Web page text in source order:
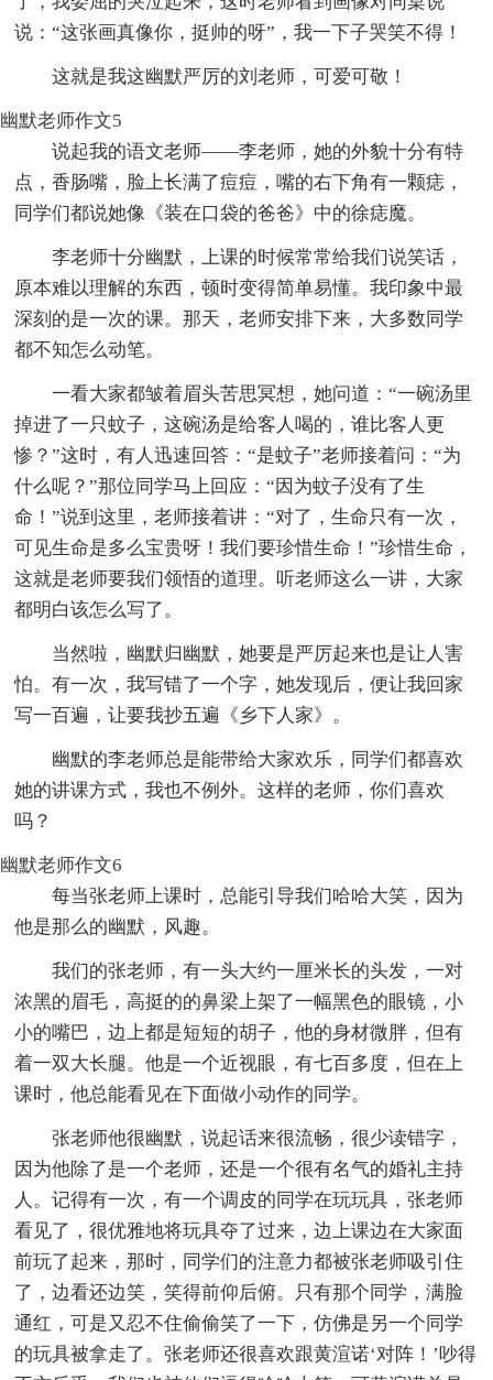
说：“这张画真像你，挺帅的呀”，我一下子哭笑不得！
这就是我这幽默严厉的刘老师，可爱可敬！
幽默老师作文5
说起我的语文老师——李老师，她的外貌十分有特
点，香肠嘴，脸上长满了痘痘，嘴的右下角有一颗痣，
同学们都说她像《装在口袋的爸爸》中的徐痣魔。
李老师十分幽默，上课的时候常常给我们说笑话，
原本难以理解的东西，顿时变得简单易懂。我印象中最
深刻的是一次的课。那天，老师安排下来，大多数同学
都不知怎么动笔。
一看大家都皱着眉头苦思冥想，她问道：“一碗汤里
掉进了一只蚊子，这碗汤是给客人喝的，谁比客人更
惨？”这时，有人迅速回答：“是蚊子”老师接着问：“为
什么呢？”那位同学马上回应：“因为蚊子没有了生
命！”说到这里，老师接着讲：“对了，生命只有一次，
可见生命是多么宝贵呀！我们要珍惜生命！”珍惜生命，
这就是老师要我们领悟的道理。听老师这么一讲，大家
都明白该怎么写了。
当然啦，幽默归幽默，她要是严厉起来也是让人害
怕。有一次，我写错了一个字，她发现后，便让我回家
写一百遍，让要我抄五遍《乡下人家》。
幽默的李老师总是能带给大家欢乐，同学们都喜欢
她的讲课方式，我也不例外。这样的老师，你们喜欢
吗？
幽默老师作文6
每当张老师上课时，总能引导我们哈哈大笑，因为
他是那么的幽默，风趣。
我们的张老师，有一头大约一厘米长的头发，一对
浓黑的眉毛，高挺的的鼻梁上架了一幅黑色的眼镜，小
小的嘴巴，边上都是短短的胡子，他的身材微胖，但有
着一双大长腿。他是一个近视眼，有七百多度，但在上
课时，他总能看见在下面做小动作的同学。
张老师他很幽默，说起话来很流畅，很少读错字，
因为他除了是一个老师，还是一个很有名气的婚礼主持
人。记得有一次，有一个调皮的同学在玩玩具，张老师
看见了，很优雅地将玩具夺了过来，边上课边在大家面
前玩了起来，那时，同学们的注意力都被张老师吸引住
了，边看还边笑，笑得前仰后俯。只有那个同学，满脸
通红，可是又忍不住偷偷笑了一下，仿佛是另一个同学
的玩具被拿走了。张老师还很喜欢跟黄渲诺‘对阵！’吵得